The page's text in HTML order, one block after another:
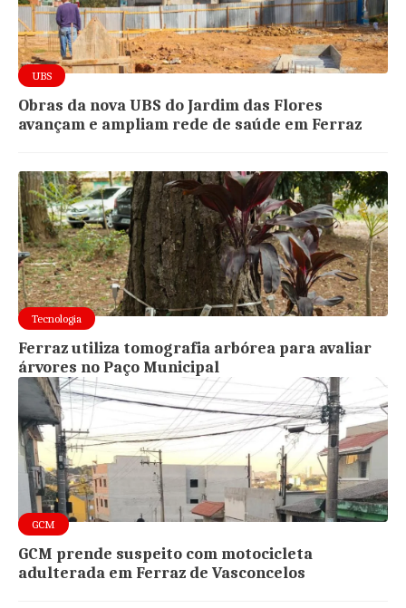
UBS
Obras da nova UBS do Jardim das Flores
avançam e ampliam rede de saúde em Ferraz
Tecnologia
Ferraz utiliza tomografia arbórea para avaliar
árvores no Paço Municipal
GCM
GCM prende suspeito com motocicleta
adulterada em Ferraz de Vasconcelos